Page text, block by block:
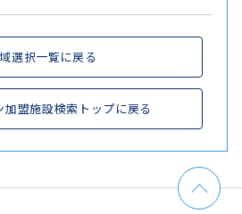
選択一覧に戻る
加盟施設検索トップに戻る